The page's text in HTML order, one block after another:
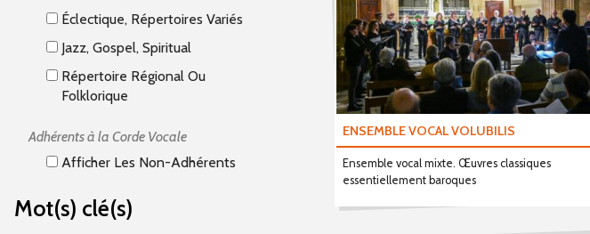
Éclectique, Répertoires Variés
Jazz, Gospel, Spiritual
Répertoire Régional Ou
Folklorique
Adhérents à la Corde Vocale
Afficher Les Non-Adhérents
Mot(s) clé(s)
ENSEMBLE VOCAL VOLUBILIS
Ensemble vocal mixte. Œuvres classiques
essentiellement baroques